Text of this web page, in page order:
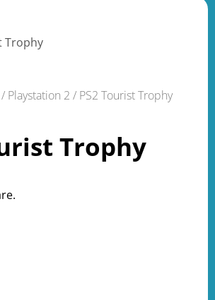
/ Playstation 2 / PS2 Tourist Trophy
Trophy